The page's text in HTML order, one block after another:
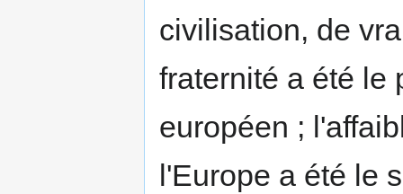
civilisation, de
fraternité a été le
européen ;
l'Europe a été le